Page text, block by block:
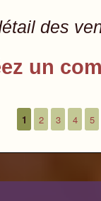
des
un
1 2 3 4 5